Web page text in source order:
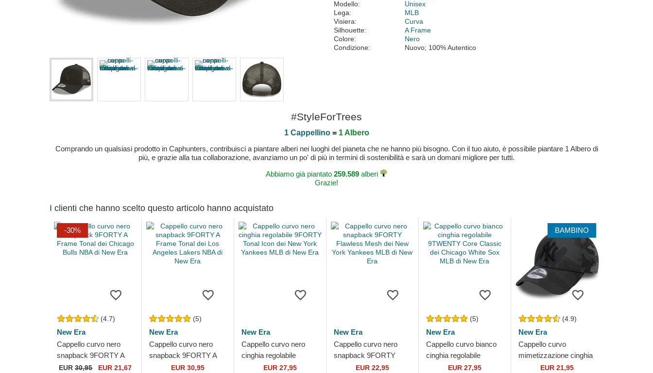
Modello:
Unisex
Lega:
MLB
Visiera:
Curva
Silhouette:
A Frame
Colore:
Nero
Condizione:
Nuovo; 100% Autentico
#StyleForTrees
1 Cappellino= 1 Albero
Comprando un qualsiasi prodotto in Caphunters, contribuisci a piantare alberi nei luoghi del pianeta che ne hanno più bisogno. Con il tuo aiuto, è possibile piantare 1 Albero di
più, e grazie alla tua collaborazione, avanziamo un po' di più in termini di sostenibilità e sarà un domani migliore per tutti.
Abbiamo già piantato 259.589 alberi
Grazie!
I clienti che hanno scelto questo articolo hanno acquistato
-30%
(4.7)
New Era
Cappello curvo nero
snapback 9FORTY A
Frame Tonal dei
EUR30,95 EUR 21,67
(5)
New Era
Cappello curvo nero
snapback 9FORTY A
Frame Tonal dei Los
EUR 30,95
New Era
Cappello curvo nero
cinghia regolabile
9FORTY Tonal Icon dei
EUR 27,95
New Era
Cappello curvo nero
snapback 9FORTY
Flawless Mesh dei New
EUR 22,95
(5)
New Era
Cappello curvo bianco
cinghia regolabile
9TWENTY Core
EUR 27,95
BAMBINO
(4.9)
New Era
Cappello curvo
mimetizzazione cinghia
regolabile per bambino
EUR 21,95